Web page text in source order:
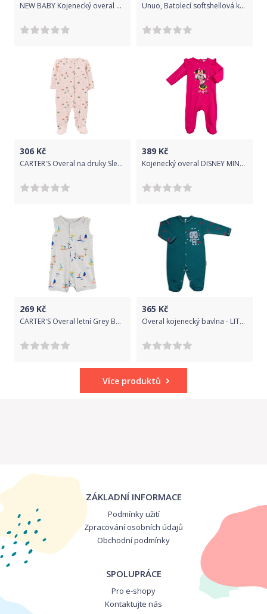
NEW BABY Kojenecký overal New Baby Classic II s modrými pruhy 100% Bavlna 80 (9-12m) Unuo, Batolecí softshellová kombinéza s fleecem Mini, Tm. Šedá, ZOO na výletě Velikost: 74/80
306 Kč
CARTER'S Overal na druky Sleep&Play Pink Apples holka 6m
389 Kč
Kojenecký overal DISNEY MINNIE PLAYFUL tmavě růžový Velikost: 92
269 Kč
CARTER'S Overal letní Grey Boats kluk 9m
365 Kč
Overal kojenecký bavlna - LITTLE ROBOT tmavá mořská zelená - vel.56
Více produktů
ZÁKLADNÍ INFORMACE
Podmínky užití
Zpracování osobních údajů
Obchodní podmínky
SPOLUPRÁCE
Pro e-shopy
Kontaktujte nás